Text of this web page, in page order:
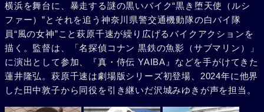
横浜を舞台に、暴走する謎の黒いバイク“黒き堕天使（ルシ
ファー）”とそれを追う神奈川県警交通機動隊の白バイ隊
員“風の女神”こと萩原千速が繰り広げるバイクアクションを
描く。監督は、「名探偵コナン 黒鉄の魚影（サブマリン）」
に演出として参加、『真・侍伝 YAIBA』などを手がけてきた
蓮井隆弘。萩原千速は劇場版シリーズ初登場、2024年に他界
した田中敦子から同役を引き継いだ沢城みゆきが声を担当。